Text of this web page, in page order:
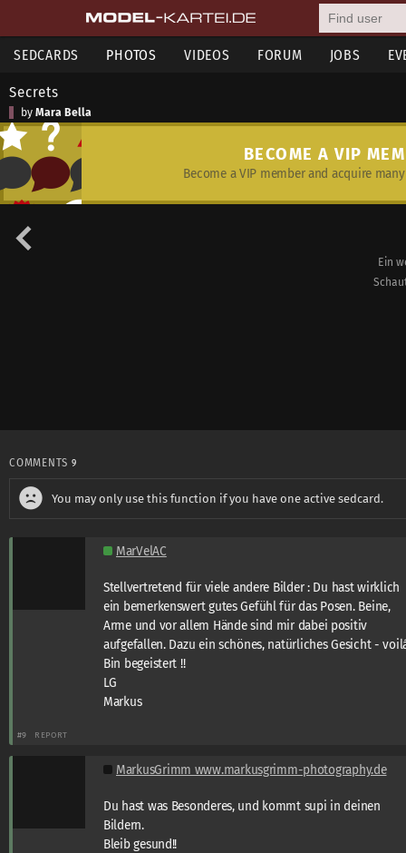
SEDCARDS PHOTOS VIDEOS FORUM JOBS
Secrets
by Mara Bella
BECOME A VIP
Become a VIP member and acquire
Ein
COMMENTS 9
You may only use this function if you have one active sedcard.
MarVelAC
Stellvertretend für viele andere Bilder : Du hast wirklich
ein bemerkenswert gutes Gefühl für das Posen. Beine,
Arme und vor allem Hände sind mir dabei positiv
aufgefallen. Dazu ein schönes, natürliches Gesicht -
Bin begeistert !!
LG
Markus
#9 REPORT
MarkusGrimm www.markusgrimm-photography.de
Du hast was Besonderes, und kommt supi in deinen
Bildern.
Bleib gesund!!